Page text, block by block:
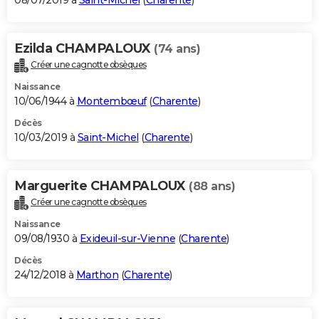
Ezilda CHAMPALOUX (74 ans)
Créer une cagnotte obsèques
Naissance
10/06/1944 à Montembœuf(Charente)
Décès
10/03/2019 à Saint-Michel (Charente)
Marguerite CHAMPALOUX (88 ans)
Créer une cagnotte obsèques
Naissance
09/08/1930 à Exideuil-sur-Vienne (Charente)
Décès
24/12/2018 à Marthon (Charente)